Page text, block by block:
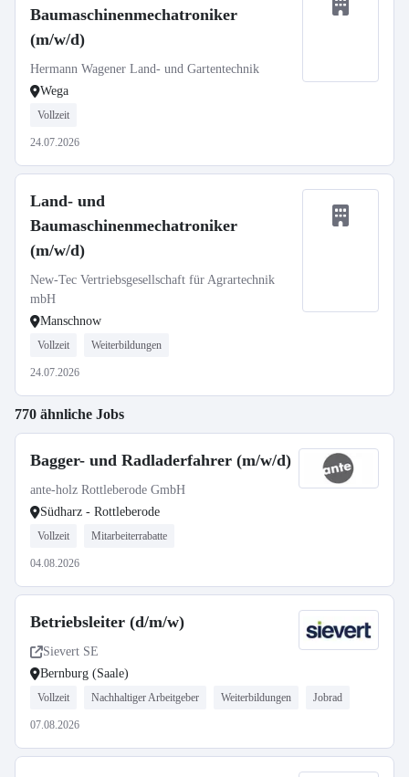
Baumaschinenmechatroniker
(m/w/d)
Hermann Wagener Land- und Gartentechnik
Wega
Vollzeit
24.07.2026
Land- und
Baumaschinenmechatroniker
(m/w/d)
New-Tec Vertriebsgesellschaft für Agrartechnik
mbH
Manschnow
Vollzeit Weiterbildungen
24.07.2026
770 ähnliche Jobs
Bagger- und Radladerfahrer (m/w/d)
ante-holz Rottleberode GmbH
Südharz - Rottleberode
Vollzeit Mitarbeiterrabatte
04.08.2026
Betriebsleiter (d/m/w)
Sievert SE
Bernburg (Saale)
Vollzeit Nachhaltiger Arbeitgeber Weiterbildungen Jobrad
07.08.2026